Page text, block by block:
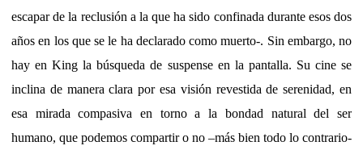
escapar de la reclusión a la que ha sido confinada durante esos dos
años en los que se le ha declarado como muerto-. Sin embargo, no
hay en King la búsqueda de suspense en la pantalla. Su cine se
inclina de manera clara por esa visión revestida de serenidad, en
esa mirada compasiva en torno a la bondad natural del ser
humano, que podemos compartir o no –más bien todo lo contrario-